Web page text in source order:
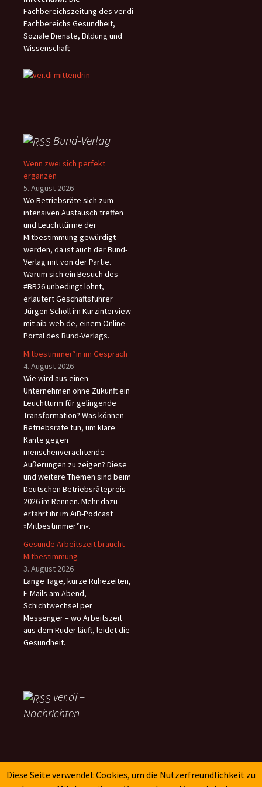
Fachbereichszeitung des ver.di
Fachbereichs Gesundheit,
Soziale Dienste, Bildung und
Wissenschaft
Bund-Verlag
Wenn zwei sich perfekt
ergänzen
5. August 2026
Wo Betriebsräte sich zum
intensiven Austausch treffen
und Leuchttürme der
Mitbestimmung gewürdigt
werden, da ist auch der Bund-
Verlag mit von der Partie.
Warum sich ein Besuch des
#BR26 unbedingt lohnt,
erläutert Geschäftsführer
Jürgen Scholl im Kurzinterview
mit aib-web.de, einem Online-
Portal des Bund-Verlags.
Mitbestimmer*in im Gespräch
4. August 2026
Wie wird aus einen
Unternehmen ohne Zukunft ein
Leuchtturm für gelingende
Transformation? Was können
Betriebsräte tun, um klare
Kante gegen
menschenverachtende
Äußerungen zu zeigen? Diese
und weitere Themen sind beim
Deutschen Betriebsrätepreis
2026 im Rennen. Mehr dazu
erfahrt ihr im AiB-Podcast
»Mitbestimmer*in«.
Gesunde Arbeitszeit braucht
Mitbestimmung
3. August 2026
Lange Tage, kurze Ruhezeiten,
E-Mails am Abend,
Schichtwechsel per
Messenger – wo Arbeitszeit
aus dem Ruder läuft, leidet die
Gesundheit.
ver.di –
Nachrichten
SK-Verlag
Diese Seite verwendet Cookies, um die Nutzerfreundlichkeit zu